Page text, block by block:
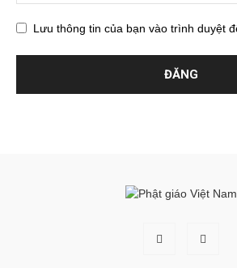
Lưu thông tin của bạn vào trình duyệt